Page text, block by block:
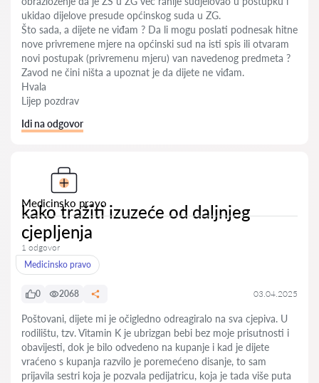
ukidao dijelove presude općinskog suda u ZG.
Što sada, a dijete ne viđam ? Da li mogu poslati podnesak hitne
nove privremene mjere na općinski sud na isti spis ili otvaram
novi postupak (privremenu mjeru) van navedenog predmeta ?
Zavod ne čini ništa a upoznat je da dijete ne viđam.
Hvala
Lijep pozdrav
Idi na odgovor
Medicinsko pravo
kako tražiti izuzeće od daljnjeg
cjepljenja
1 odgovor
Medicinsko pravo
0 2068 03.04.2025
Poštovani, dijete mi je očigledno odreagiralo na sva cjepiva. U
rodilištu, tzv. Vitamin K je ubrizgan bebi bez moje prisutnosti i
obavijesti, dok je bilo odvedeno na kupanje i kad je dijete
vraćeno s kupanja razvilo je poremećeno disanje, to sam
prijavila sestri koja je pozvala pedijatricu, koja je tada više puta